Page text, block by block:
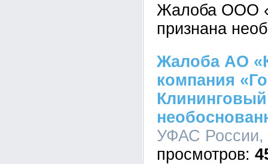
Жалоба ООО
признана
Жалоба АО
компания
УФАС России,